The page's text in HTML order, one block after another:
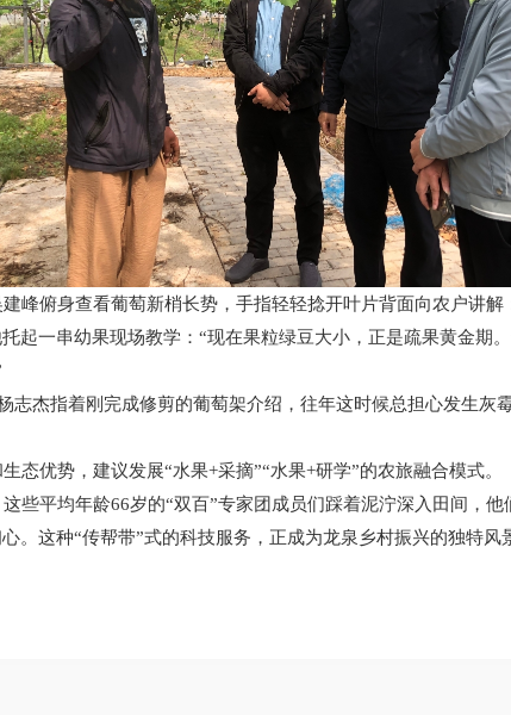
峰俯身查看葡萄新梢长势，手指轻轻捻开叶片背面向农户讲
起一串幼果现场教学：“现在果粒绿豆大小，正是疏果黄金期
志杰指着刚完成修剪的葡萄架介绍，往年这时候总担心发生
态优势，建议发展“水果+采摘”“水果+研学”的农旅融合模式。
些平均年龄66岁的“双百”专家团成员们踩着泥泞深入田间，
。这种“传帮带”式的科技服务，正成为龙泉乡村振兴的独特风